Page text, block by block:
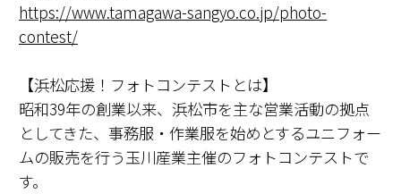
https://www.tamagawa-sangyo.co.jp/photo-
contest/
【浜松応援！フォトコンテストとは】
昭和39年の創業以来、浜松市を主な営業活動の拠点
としてきた、事務服・作業服を始めとするユニフォー
ムの販売を行う玉川産業主催のフォトコンテストで
す。